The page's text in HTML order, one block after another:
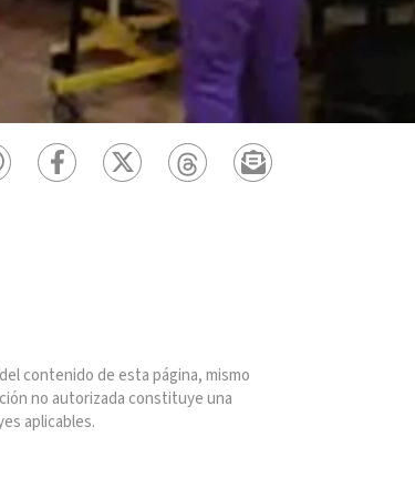
contenido de esta página, mismo
no autorizada constituye una
aplicables.